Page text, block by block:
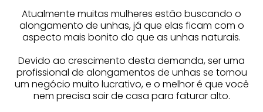
Atualmente muitas mulheres estão buscando o
alongamento de unhas, já que elas ficam com o
aspecto mais bonito do que as unhas naturais.
Devido ao crescimento desta demanda, ser uma
profissional de alongamentos de unhas se tornou
um negócio muito lucrativo, e o melhor é que você
nem precisa sair de casa para faturar alto.